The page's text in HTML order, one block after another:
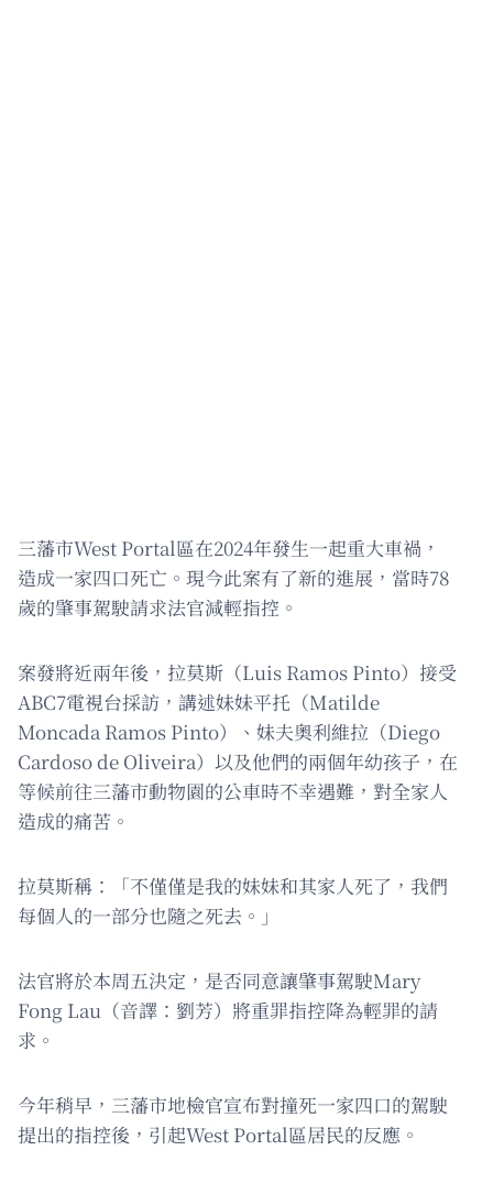
三藩市West Portal區在2024年發生一起重大車禍，
造成一家四口死亡。現今此案有了新的進展，當時78
歲的肇事駕駛請求法官減輕指控。
案發將近兩年後，拉莫斯（Luis Ramos Pinto）接受
ABC7電視台採訪，講述妹妹平托（Matilde
Moncada Ramos Pinto）、妹夫奧利維拉（Diego
Cardoso de Oliveira）以及他們的兩個年幼孩子，在
等候前往三藩市動物園的公車時不幸遇難，對全家人
造成的痛苦。
拉莫斯稱：「不僅僅是我的妹妹和其家人死了，我們
每個人的一部分也隨之死去。」
法官將於本周五決定，是否同意讓肇事駕駛Mary
Fong Lau（音譯：劉芳）將重罪指控降為輕罪的請
求。
今年稍早，三藩市地檢官宣布對撞死一家四口的駕駛
提出的指控後，引起West Portal區居民的反應。